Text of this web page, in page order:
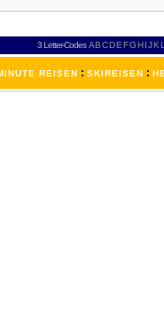
3 Letter-Codes ABCDEFGH IJKL
REISEN : SKIREISEN :